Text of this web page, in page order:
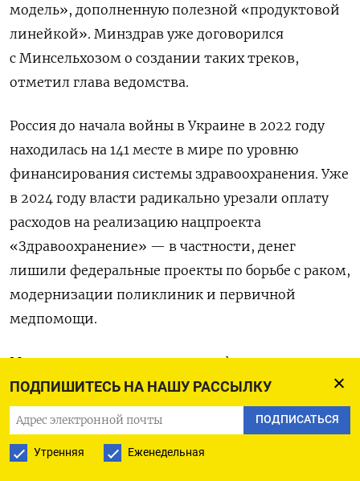
ПОДПИШИТЕСЬ НА НАШУ РАССЫЛКУ
ПОДПИСАТЬСЯ
Утренняя Еженедельная
модель», дополненную полезной «продуктовой
линейкой». Минздрав уже договорился
с Минсельхозом о создании таких треков,
отметил глава ведомства.
Россия до начала войны в Украине в 2022 году
находилась на 141 месте в мире по уровню
финансирования системы здравоохранения. Уже
в 2024 году власти радикально урезали оплату
расходов на реализацию нацпроекта
«Здравоохранение» — в частности, денег
лишили федеральные проекты по борьбе с раком,
модернизации поликлиник и первичной
медпомощи.
Массовая отправка россиян на фронт стала
причиной острого дефицита кадров, который
на начало 2025 года, пословамМурашко,
превышал 23 тысячи врачей. Также
в медучреждениях не хватает 63 тысячи